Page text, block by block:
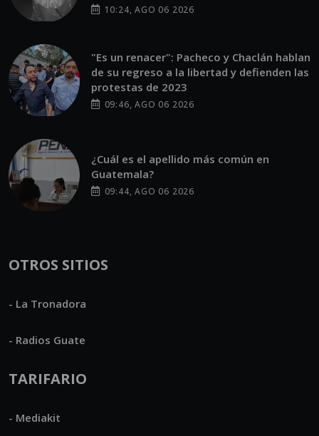
10:24, AGO 06 2026
"Es un renacer": Pacheco y Chaclán hablan
de su regreso a la libertad y defienden las
protestas de 2023
09:46, AGO 06 2026
¿Cuál es el apellido más común en
Guatemala?
09:44, AGO 06 2026
OTROS SITIOS
- La Tronadora
- Radios Guate
TARIFARIO
- Mediakit